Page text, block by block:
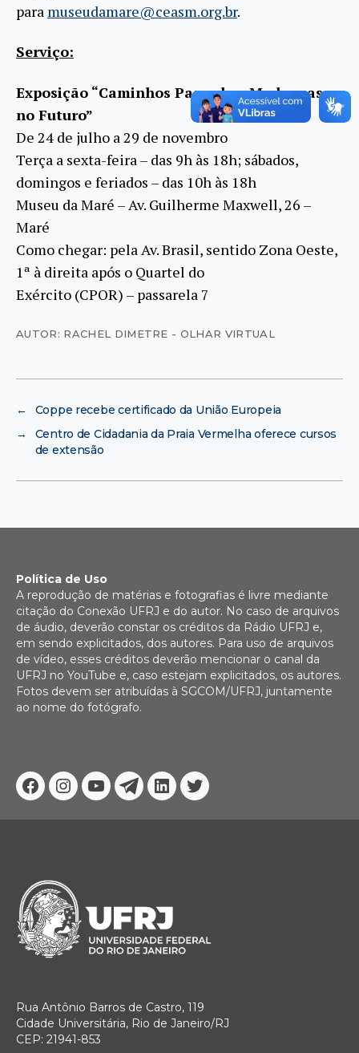
para museudamare@ceasm.org.br.
Serviço:
Exposição “Caminhos Passados, Mudanças
no Futuro”
De 24 de julho a 29 de novembro
Terça a sexta-feira – das 9h às 18h; sábados,
domingos e feriados – das 10h às 18h
Museu da Maré – Av. Guilherme Maxwell, 26 –
Maré
Como chegar: pela Av. Brasil, sentido Zona Oeste,
1ª à direita após o Quartel do
Exército (CPOR) – passarela 7
AUTOR: RACHEL DIMETRE - OLHAR VIRTUAL
←
Coppe recebe certificado da União Europeia
→
Centro de Cidadania da Praia Vermelha oferece cursos
de extensão
Facebook
Instagram
YoutubeTelegram
Linkedin
Twitter
Política de Uso
A reprodução de matérias e fotografias é livre mediante
citação do Conexão UFRJ e do autor. No caso de arquivos
de áudio, deverão constar os créditos da Rádio UFRJ e,
em sendo explicitados, dos autores. Para uso de arquivos
de vídeo, esses créditos deverão mencionar o canal da
UFRJ no YouTube e, caso estejam explicitados, os autores.
Fotos devem ser atribuídas à SGCOM/UFRJ, juntamente
ao nome do fotógrafo.
Rua Antônio Barros de Castro, 119
Cidade Universitária, Rio de Janeiro/RJ
CEP: 21941-853